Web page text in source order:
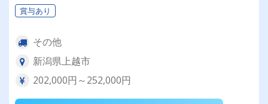
賞与あり
その他
新潟県上越市
202,000円～252,000円